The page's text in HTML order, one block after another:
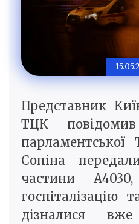
Представник
ТЦК
Сопіна
частини
дізналися